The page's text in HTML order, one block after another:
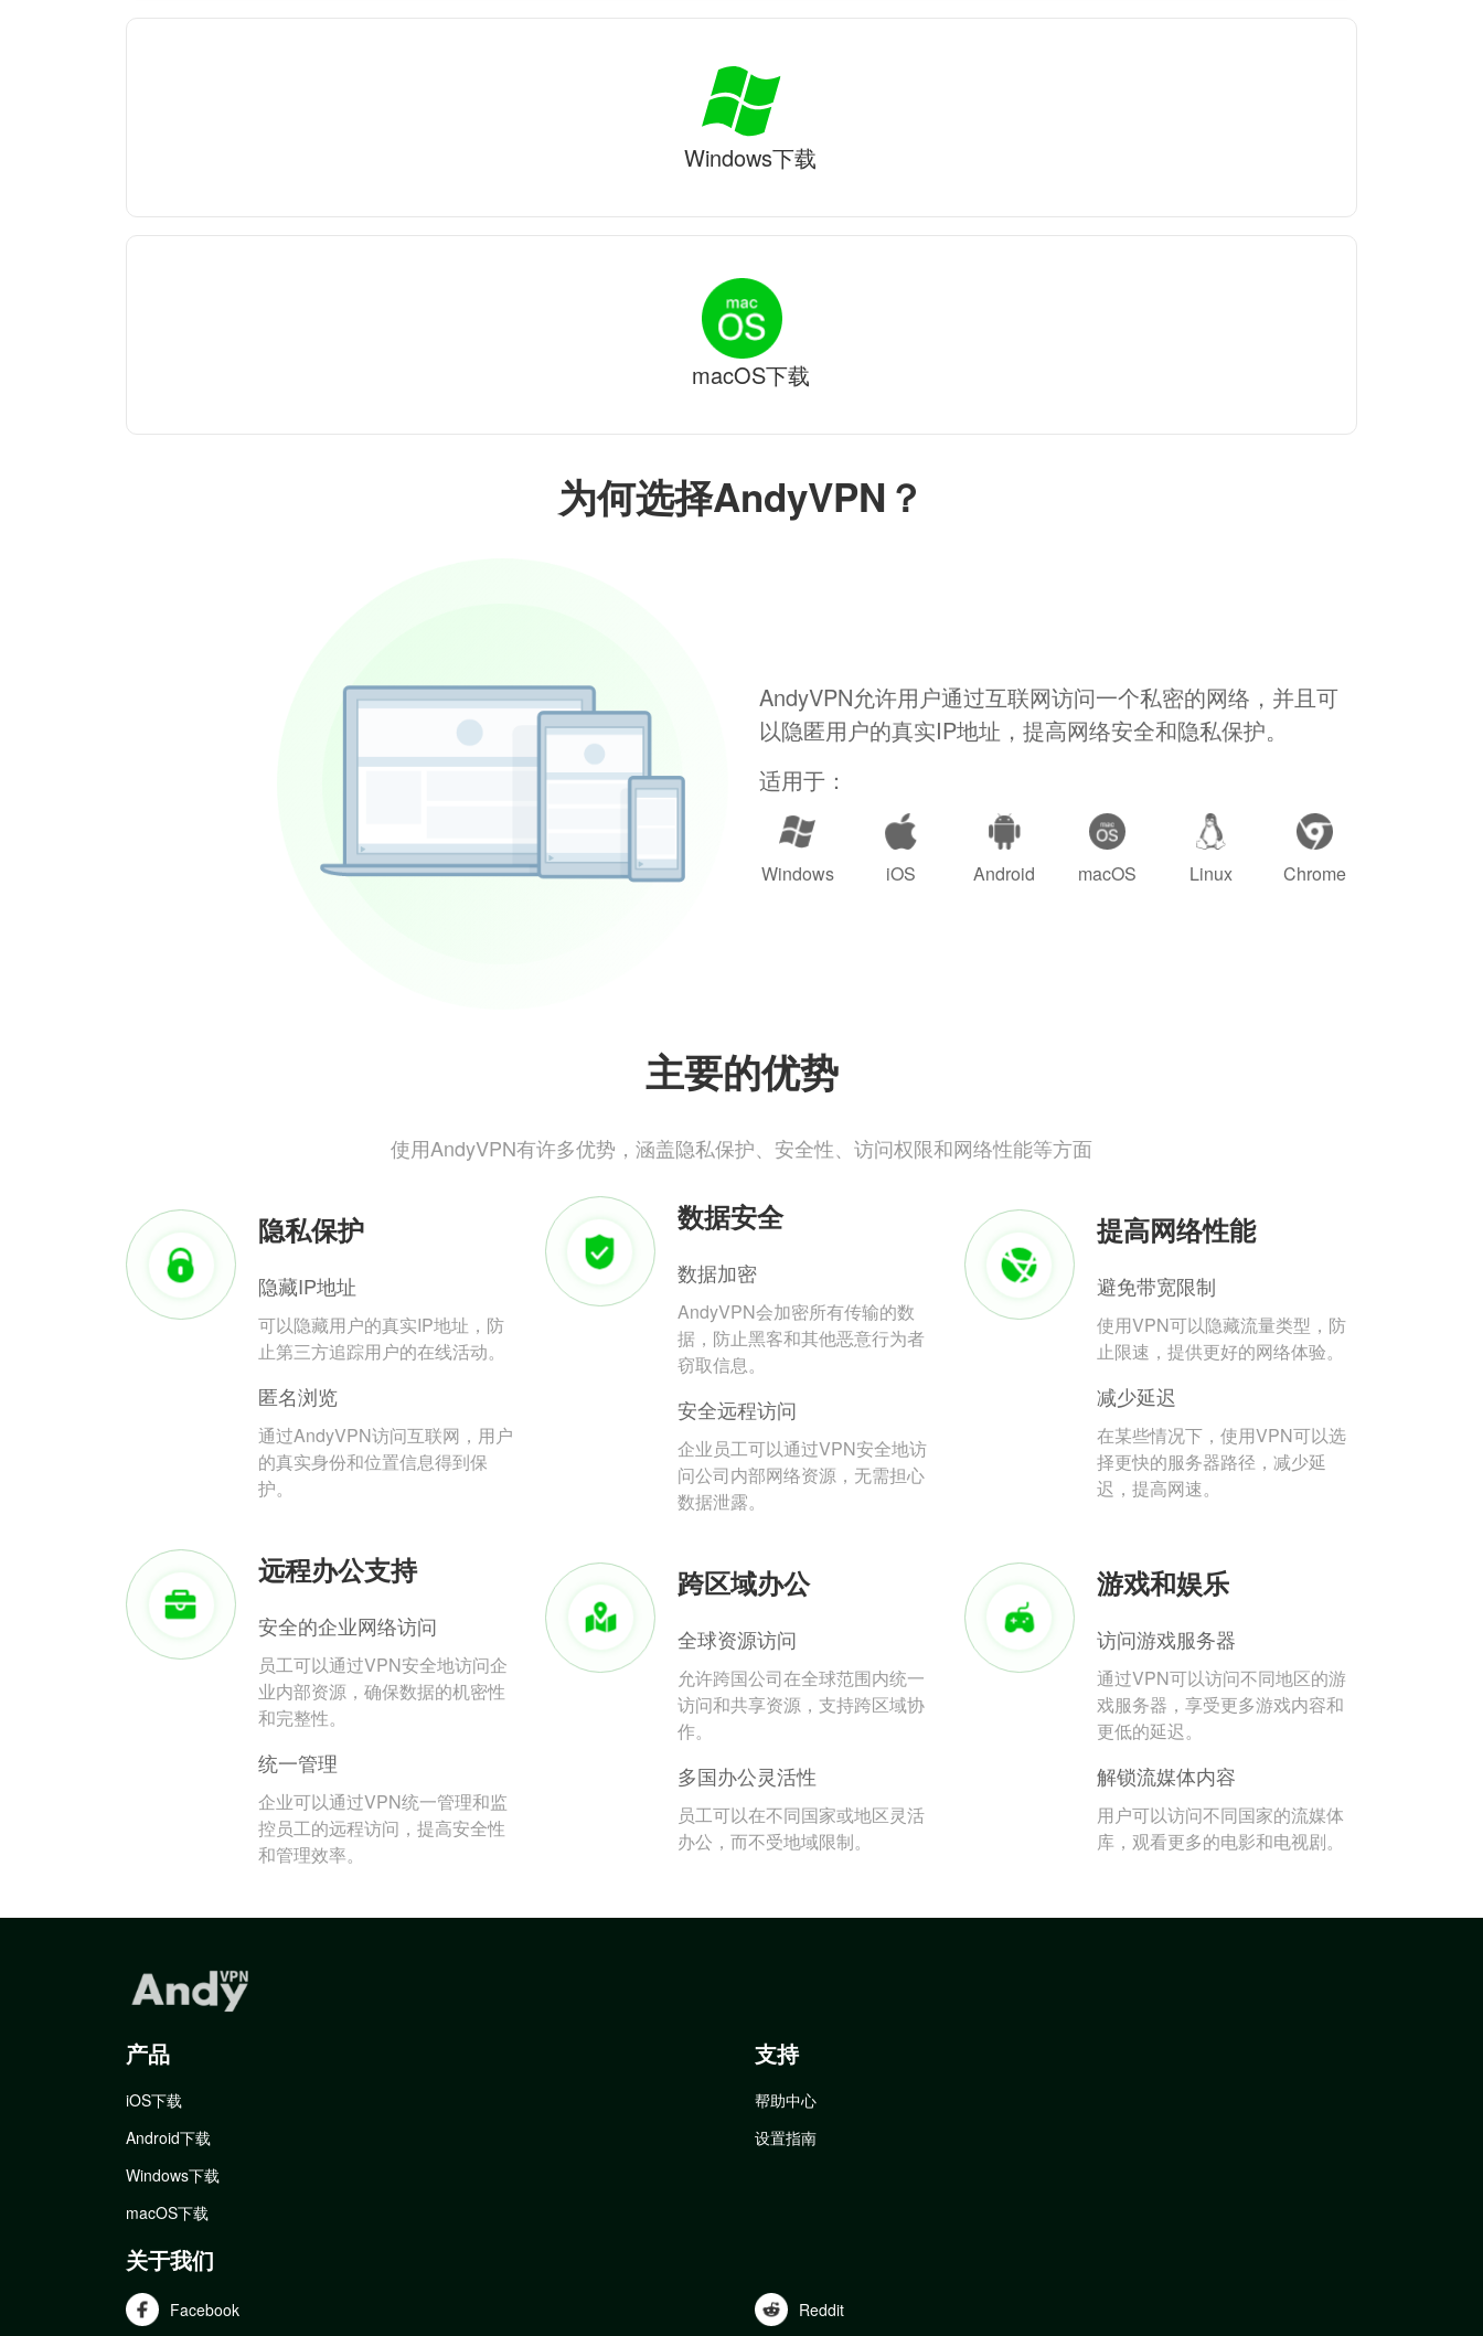
为何选择AndyVPN？
AndyVPN允许用户通过互联网访问一个私密的网络，并且可
以隐匿用户的真实IP地址，提高网络安全和隐私保护。
适用于：
Windows iOS Android macOS Linux Chrome
主要的优势
使用AndyVPN有许多优势，涵盖隐私保护、安全性、访问权限和网络性能等方面
隐私保护
隐藏IP地址
可以隐藏用户的真实IP地址，防
止第三方追踪用户的在线活动。
匿名浏览
通过AndyVPN访问互联网，用户
的真实身份和位置信息得到保
护。
数据安全
数据加密
AndyVPN会加密所有传输的数
据，防止黑客和其他恶意行为者
窃取信息。
安全远程访问
企业员工可以通过VPN安全地访
问公司内部网络资源，无需担心
数据泄露。
提高网络性能
避免带宽限制
使用VPN可以隐藏流量类型，防
止限速，提供更好的网络体验。
减少延迟
在某些情况下，使用VPN可以选
择更快的服务器路径，减少延
迟，提高网速。
远程办公支持
安全的企业网络访问
员工可以通过VPN安全地访问企
业内部资源，确保数据的机密性
和完整性。
统一管理
企业可以通过VPN统一管理和监
控员工的远程访问，提高安全性
和管理效率。
跨区域办公
全球资源访问
允许跨国公司在全球范围内统一
访问和共享资源，支持跨区域协
作。
多国办公灵活性
员工可以在不同国家或地区灵活
办公，而不受地域限制。
游戏和娱乐
访问游戏服务器
通过VPN可以访问不同地区的游
戏服务器，享受更多游戏内容和
更低的延迟。
解锁流媒体内容
用户可以访问不同国家的流媒体
库，观看更多的电影和电视剧。
Windows下载
macOS下载
产品
iOS下载
Android下载
Windows下载
macOS下载
支持
帮助中心
设置指南
关于我们
Facebook Reddit